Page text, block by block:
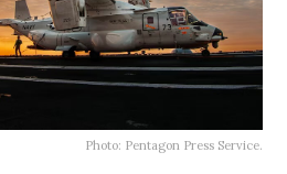
Photo: Pentagon Press Service.